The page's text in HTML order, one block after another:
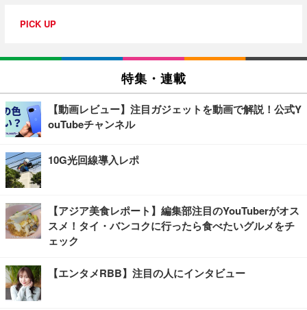
PICK UP
特集・連載
【動画レビュー】注目ガジェットを動画で解説！公式Y
ouTubeチャンネル
10G光回線導入レポ
【アジア美食レポート】編集部注目のYouTuberがオス
スメ！タイ・バンコクに行ったら食べたいグルメをチ
ェック
【エンタメRBB】注目の人にインタビュー